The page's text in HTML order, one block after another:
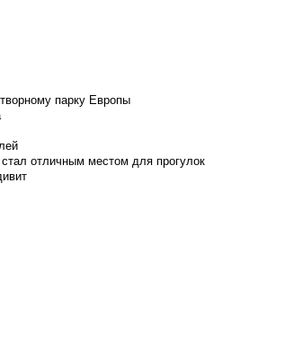
парку Европы
отличным местом для прогулок